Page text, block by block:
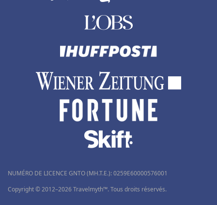
NUMÉRO DE LICENCE GNTO (MH.T.E.): 0259Ε60000576001
Copyright © 2012–2026 Travelmyth™. Tous droits réservés.